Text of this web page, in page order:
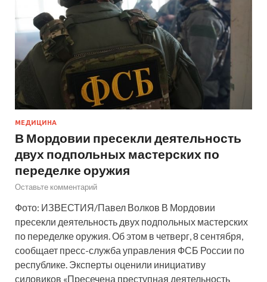
МЕДИЦИНА
В Мордовии пресекли деятельность
двух подпольных мастерских по
переделке оружия
Оставьте комментарий
Фото: ИЗВЕСТИЯ/Павел Волков В Мордовии
пресекли деятельность двух подпольных мастерских
по переделке оружия. Об этом в четверг, 8 сентября,
сообщает пресс-служба управления ФСБ России по
республике. Эксперты оценили инициативу
силовиков «Пресечена преступная деятельность